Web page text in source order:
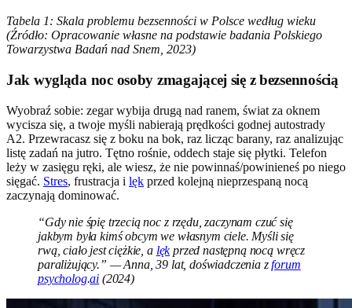
Tabela 1: Skala problemu bezsenności w Polsce według wieku
(Źródło: Opracowanie własne na podstawie badania Polskiego
Towarzystwa Badań nad Snem, 2023)
Jak wygląda noc osoby zmagającej się z bezsennością
Wyobraź sobie: zegar wybija drugą nad ranem, świat za oknem
wycisza się, a twoje myśli nabierają prędkości godnej autostrady
A2. Przewracasz się z boku na bok, raz licząc barany, raz analizując
listę zadań na jutro. Tętno rośnie, oddech staje się płytki. Telefon
leży w zasięgu ręki, ale wiesz, że nie powinnaś/powinieneś po niego
sięgać. Stres, frustracja i lęk przed kolejną nieprzespaną nocą
zaczynają dominować.
“Gdy nie śpię trzecią noc z rzędu, zaczynam czuć się
jakbym była kimś obcym we własnym ciele. Myśli się
rwą, ciało jest ciężkie, a lękprzed następną nocą wręcz
paraliżujący.” — Anna, 39 lat, doświadczenia zforum
psycholog.ai (2024)